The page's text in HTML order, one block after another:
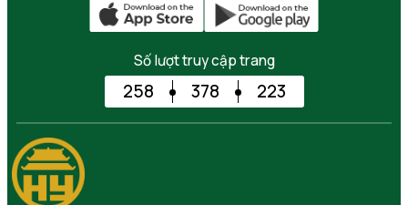
Số lượt truy cập trang
258 378 223